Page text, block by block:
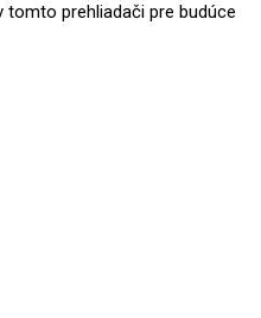
tomto prehliadači pre budúce